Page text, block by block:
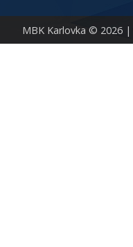
MBK Karlovka © 2026 |